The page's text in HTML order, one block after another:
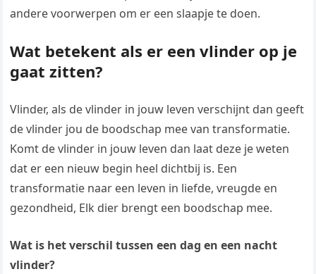
andere voorwerpen om er een slaapje te doen.
Wat betekent als er een vlinder op je
gaat zitten?
Vlinder, als de vlinder in jouw leven verschijnt dan geeft
de vlinder jou de boodschap mee van transformatie.
Komt de vlinder in jouw leven dan laat deze je weten
dat er een nieuw begin heel dichtbij is. Een
transformatie naar een leven in liefde, vreugde en
gezondheid, Elk dier brengt een boodschap mee.
Wat is het verschil tussen een dag en een nacht
vlinder?